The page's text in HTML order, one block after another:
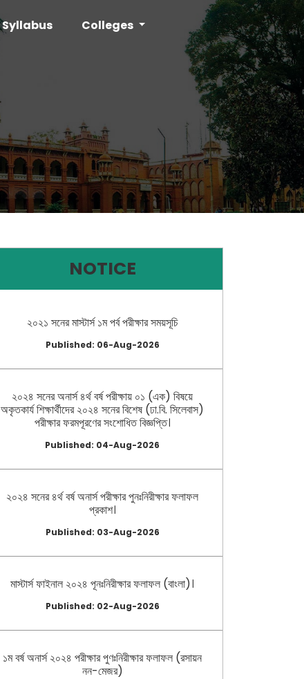
Syllabus Colleges
NOTICE
২০২১ সনের মাস্টার্স ১ম পর্ব পরীক্ষার সময়সূচি
Published: 06-Aug-2026
২০২৪ সনের অনার্স ৪র্থ বর্ষ পরীক্ষায় ০১ (এক) বিষয়ে
অকৃতকার্য শিক্ষার্থীদের ২০২৪ সনের বিশেষ (ঢা.বি. সিলেবাস)
পরীক্ষার ফরমপূরণের সংশোধিত বিজ্ঞপ্তি।
Published: 04-Aug-2026
২০২৪ সনের ৪র্থ বর্ষ অনার্স পরীক্ষার পুনঃনিরীক্ষার ফলাফল
প্রকাশ।
Published: 03-Aug-2026
মাস্টার্স ফাইনাল ২০২৪ পূনঃনিরীক্ষার ফলাফল (বাংলা)।
Published: 02-Aug-2026
১ম বর্ষ অনার্স ২০২৪ পরীক্ষার পুণঃনিরীক্ষার ফলাফল (রসায়ন
নন-মেজর)